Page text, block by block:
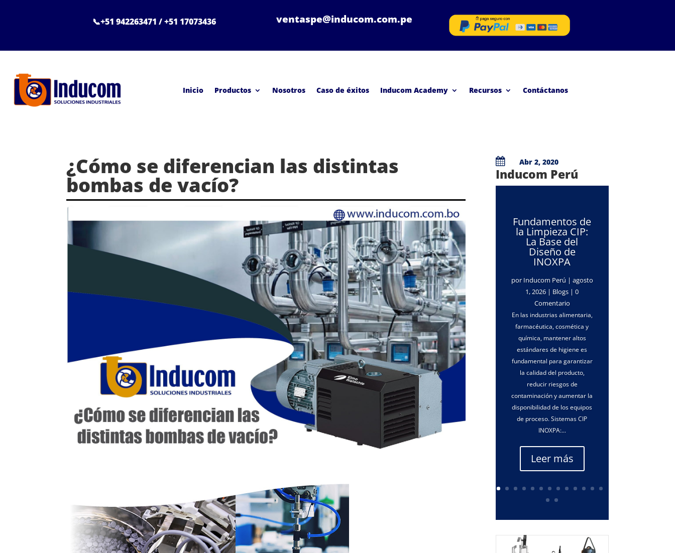
📞+51 942263471 / +51 17073436 ventaspe@inducom.com.pe
Inicio Productos Nosotros Caso de éxitos Inducom Academy Recursos Contáctanos
¿Cómo se diferencian las distintas
bombas de vacío?
 Abr 2, 2020
Inducom Perú
Fundamentos de
la Limpieza CIP:
La Base del
Diseño de
INOXPA
por Inducom Perú | agosto
1, 2026 | Blogs | 0
Comentario
En las industrias alimentaria,
farmacéutica, cosmética y
química, mantener altos
estándares de higiene es
fundamental para garantizar
la calidad del producto,
reducir riesgos de
contaminación y aumentar la
disponibilidad de los equipos
de proceso. Sistemas CIP
INOXPA:...
Leer más